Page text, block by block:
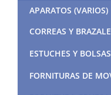
APARATOS (VARIOS)
CORREAS Y
ESTUCHES Y BOLSAS
FORNITURAS DE